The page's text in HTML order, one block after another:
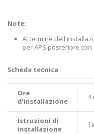
Note:
Al termine
per APS posteriore
Scheda tecnica
Ore
d'installazione
4
Istruzioni di
installazione